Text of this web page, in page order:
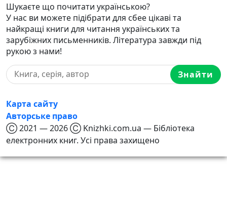
Шукаєте що почитати українською?
У нас ви можете підібрати для сбее цікаві та
найкращі книги для читання українських та
зарубіжних письменників. Література завжди під
рукою з нами!
Знайти
Карта сайту
Авторське право
Ⓒ 2021 — 2026 Ⓒ Knizhki.com.ua — Бібліотека
електронних книг. Усі права захищено